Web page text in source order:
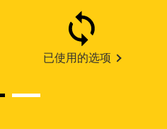
已使用的选项